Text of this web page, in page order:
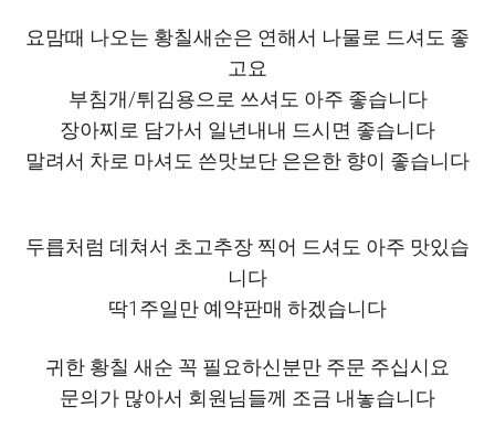
요맘때 나오는 황칠새순은 연해서 나물로 드셔도 좋
고요
부침개/튀김용으로 쓰셔도 아주 좋습니다
장아찌로 담가서 일년내내 드시면 좋습니다
말려서 차로 마셔도 쓴맛보단 은은한 향이 좋습니다
두릅처럼 데쳐서 초고추장 찍어 드셔도 아주 맛있습
니다
딱1주일만 예약판매 하겠습니다
귀한 황칠 새순 꼭 필요하신분만 주문 주십시요
문의가 많아서 회원님들께 조금 내놓습니다